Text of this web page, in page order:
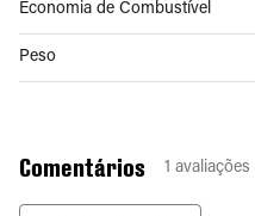
Economia de Combustível
Peso
Comentários 1 avaliações